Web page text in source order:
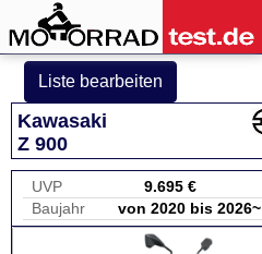
Liste bearbeiten
Kawasaki
Z 900
UVP
9.695 €
Baujahr
von 2020 bis 2026~